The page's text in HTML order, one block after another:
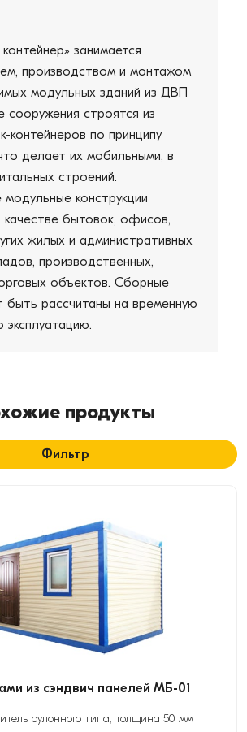
занимается
производством и монтажом
модульных зданий из ДВП
сооружения строятся из
контейнеров по принципу
делает их мобильными, в
строений.
конструкции
качестве бытовок, офисов,
жилых и административных
производственных,
объектов. Сборные
быть рассчитаны на временную
эксплуатацию.
продукты
Фильтр
из сэндвич панелей МБ-01
рулонного типа, толщина 50 мм